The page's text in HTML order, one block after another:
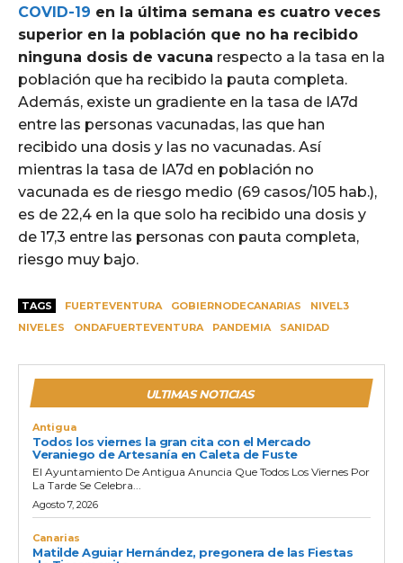
COVID-19 en la última semana es cuatro veces
superior en la población que no ha recibido
ninguna dosis de vacuna respecto a la tasa en la
población que ha recibido la pauta completa.
Además, existe un gradiente en la tasa de IA7d
entre las personas vacunadas, las que han
recibido una dosis y las no vacunadas. Así
mientras la tasa de IA7d en población no
vacunada es de riesgo medio (69 casos/105 hab.),
es de 22,4 en la que solo ha recibido una dosis y
de 17,3 entre las personas con pauta completa,
riesgo muy bajo.
TAGS FUERTEVENTURA GOBIERNODECANARIAS
NIVEL3
NIVELES
ONDAFUERTEVENTURA PANDEMIA SANIDAD
ULTIMAS NOTICIAS
Antigua
Todos los viernes la gran cita con el Mercado
Veraniego de Artesanía en Caleta de Fuste
El Ayuntamiento De Antigua Anuncia Que Todos Los Viernes Por
La Tarde Se Celebra...
Agosto 7, 2026
Canarias
Matilde Aguiar Hernández, pregonera de las Fiestas